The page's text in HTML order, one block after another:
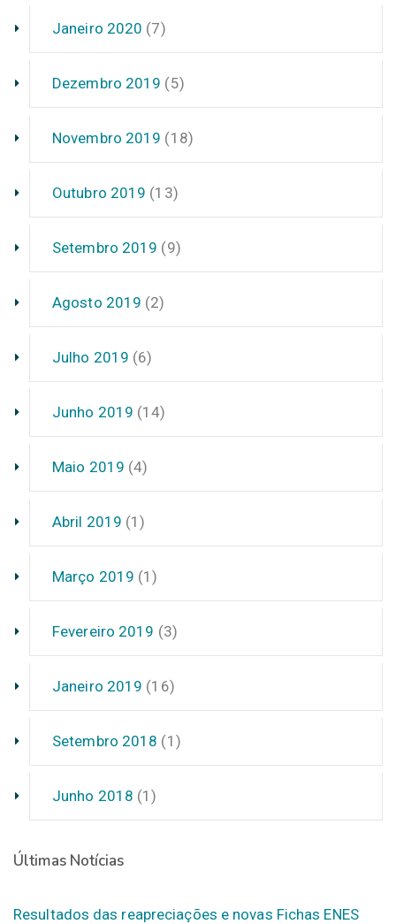
Janeiro 2020 (7)
Dezembro 2019 (5)
Novembro 2019 (18)
Outubro 2019 (13)
Setembro 2019 (9)
Agosto 2019 (2)
Julho 2019 (6)
Junho 2019 (14)
Maio 2019 (4)
Abril 2019 (1)
Março 2019 (1)
Fevereiro 2019 (3)
Janeiro 2019 (16)
Setembro 2018 (1)
Junho 2018 (1)
Últimas Notícias
Resultados das reapreciações e novas Fichas ENES